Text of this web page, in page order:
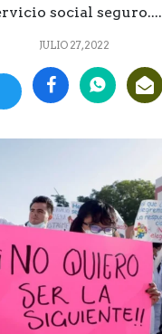
social seguro....
JULIO 27, 2022